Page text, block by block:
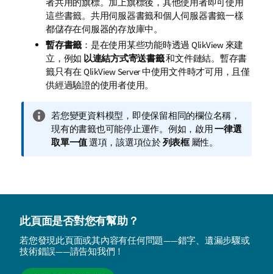
這些書籤。共用伺服器書籤和個人伺服器書籤一樣
都儲存在伺服器的存放庫中。
暫存書籤 ：是在使用某些功能時透過 QlikView 來建
立，例如 以連結方式寄送書籤和文件鏈結。暫存書
籤只有在 QlikView Server 中使用文件時才可用，且僅
供經過驗證的使用者使用。
資
訊
備
若您變更資料模型，即使保留相同的欄位名稱，
現有的書籤也可能停止運作。例如，啟用一律選
取單一值選項，該選項位於列表框屬性。
此頁面是否對您有幫助？
若您發現此頁面或其內容有任何問題——錯字、遺漏步驟或
技術錯誤——請告知我們！